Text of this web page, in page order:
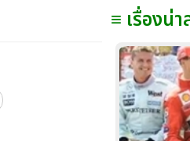
≡ เรื่องน่